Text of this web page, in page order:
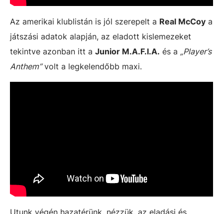
Az amerikai klublistán is jól szerepelt a Real McCoy a
játszási adatok alapján, az eladott kislemezeket
tekintve azonban itt a Junior M.A.F.I.A. és a „Player’s
Anthem”volt a legkelendőbb maxi.
Utunk végén hazatérünk, nézzük, az eladási és